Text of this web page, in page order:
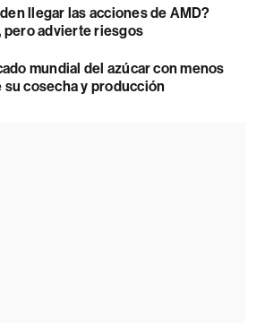
llegar las acciones de AMD?
pero advierte riesgos
mundial del azúcar con menos
cosecha y producción